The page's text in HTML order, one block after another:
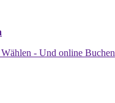
- Und online Buchen